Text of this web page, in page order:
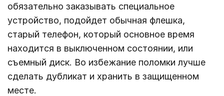
обязательно заказывать специальное
устройство, подойдет обычная флешка,
старый телефон, который основное время
находится в выключенном состоянии, или
съемный диск. Во избежание поломки лучше
сделать дубликат и хранить в защищенном
месте.